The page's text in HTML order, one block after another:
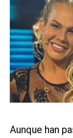
Aunque han